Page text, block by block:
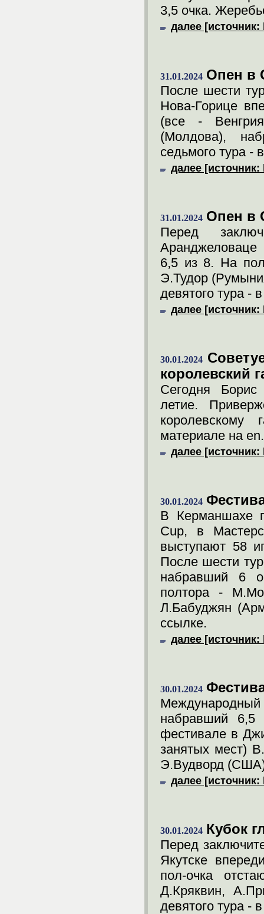
3,5 очка.
далее
31.01.2024 Опен в
После шести
Нова-Горице
(все -
(Молдова),
седьмого тура -
далее
31.01.2024 Опен в
Перед
6,5 из 8. На
Э.Тудор
девятого тура -
далее
30.01.2024
королевский
Сегодня
летие.
королевскому
материале на
далее
30.01.2024
В Керманшахе
Cup, в
выступают 58
После шести
набравший 6
полтора -
Л.Бабуджян
ссылке.
далее
30.01.2024
набравший
фестивале в
занятых мест)
Э.Вудворд
далее
30.01.2024 Кубок
Перед
Якутске
пол-очка
Д.Кряквин,
девятого тура -